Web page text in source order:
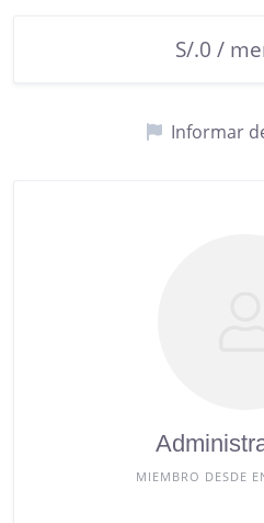
S/.0 /
Informar
MIEMBRO DESDE